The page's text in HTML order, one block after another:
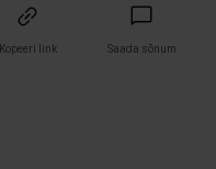
Kopeeri link Saada sõnum